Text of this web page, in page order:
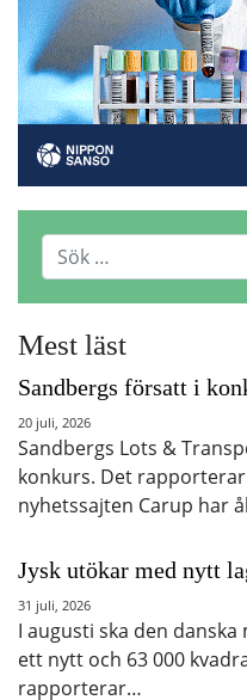
Mest läst
Sandbergs försatt i
20 juli, 2026
Sandbergs Lots &
konkurs. Det
nyhetssajten Carup har
Jysk utökar med nytt
31 juli, 2026
I augusti ska den
ett nytt och 63 000
rapporterar…